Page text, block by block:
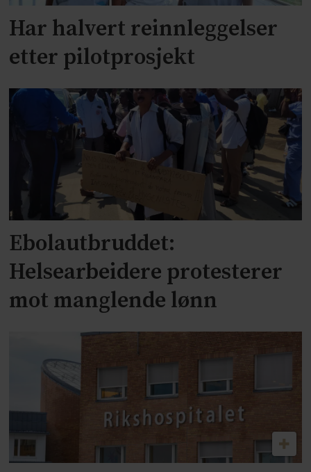
Har halvert reinnleggelser
etter pilotprosjekt
Ebolautbruddet:
Helsearbeidere protesterer
mot manglende lønn